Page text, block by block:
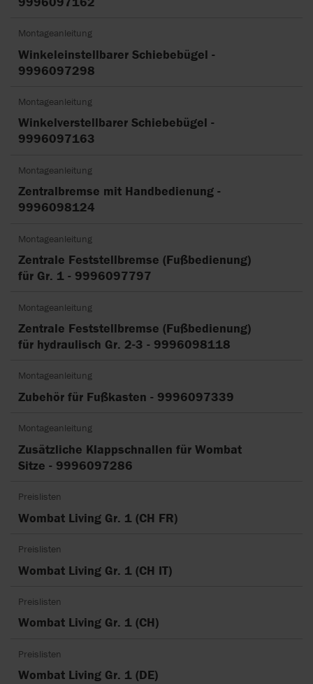
Montageanleitung
Winkeleinstellbarer Schiebebügel -
9996097298
Montageanleitung
Winkelverstellbarer Schiebebügel -
9996097163
Montageanleitung
Zentralbremse mit Handbedienung -
9996098124
Montageanleitung
Zentrale Feststellbremse (Fußbedienung)
für Gr. 1 - 9996097797
Montageanleitung
Zentrale Feststellbremse (Fußbedienung)
für hydraulisch Gr. 2-3 - 9996098118
Montageanleitung
Zubehör für Fußkasten - 9996097339
Montageanleitung
Zusätzliche Klappschnallen für Wombat
Sitze - 9996097286
Preislisten
Wombat Living Gr. 1 (CH FR)
Preislisten
Wombat Living Gr. 1 (CH IT)
Preislisten
Wombat Living Gr. 1 (CH)
Preislisten
Wombat Living Gr. 1 (DE)